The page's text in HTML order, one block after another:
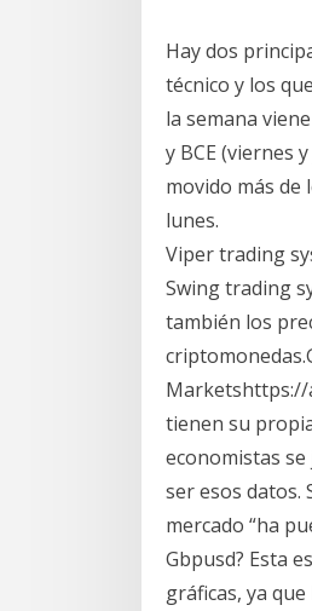
Hay dos
técnico y los
la semana
y BCE (viernes
movido más de
lunes.
Viper trading
Swing trading
también los
Marketshttps://
tienen su
economistas
ser esos datos.
mercado “ha
Gbpusd? Esta
gráficas, ya